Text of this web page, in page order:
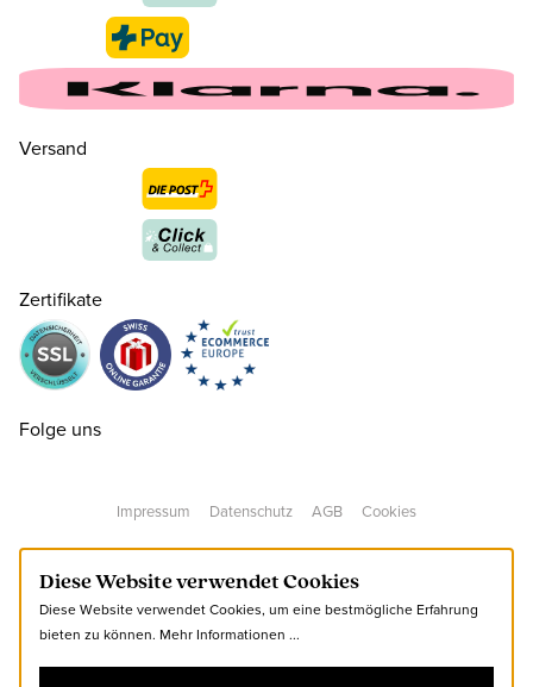
20 CHF 110.00
CHF 110.00
22 CHF 110.00
CHF 110.00
25 CHF 115.00
26 CHF 120.00
Versand
Zertifikate
Folge uns
Impressum Datenschutz AGB Cookies
Diese Website verwendet Cookies
Diese Website verwendet Cookies, um eine bestmögliche Erfahrung
bieten zu können. Mehr Informationen ...